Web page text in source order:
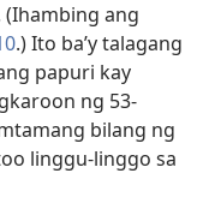
ang
.) Ito ba’y talagang
papuri kay
ng 53-
bilang ng
linggu-linggo sa